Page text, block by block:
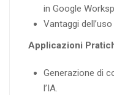
in Google
Vantaggi
Applicazioni
Generazione di
l’IA.